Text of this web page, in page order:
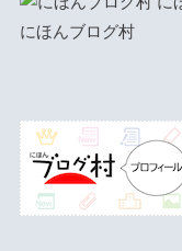
にほんブログ村